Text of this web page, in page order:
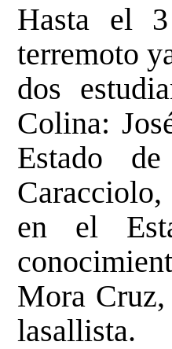
Hasta el
terremoto
dos
Colina:
Estado
en el
Mora Cruz,
lasallista.